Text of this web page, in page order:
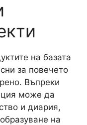
на базата
за повечето
Въпреки
може да
и диария,
на